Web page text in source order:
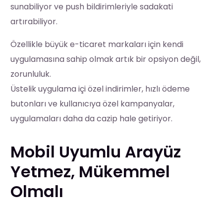
sunabiliyor ve push bildirimleriyle sadakati
artırabiliyor.
Özellikle büyük e-ticaret markaları için kendi
uygulamasına sahip olmak artık bir opsiyon değil,
zorunluluk.
Üstelik uygulama içi özel indirimler, hızlı ödeme
butonları ve kullanıcıya özel kampanyalar,
uygulamaları daha da cazip hale getiriyor.
Mobil Uyumlu Arayüz
Yetmez, Mükemmel
Olmalı